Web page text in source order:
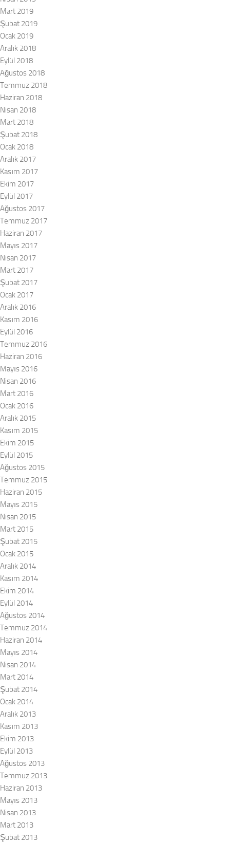
Mart 2019
Şubat 2019
Ocak 2019
Aralık 2018
Eylül 2018
Ağustos 2018
Temmuz 2018
Haziran 2018
Nisan 2018
Mart 2018
Şubat 2018
Ocak 2018
Aralık 2017
Kasım 2017
Ekim 2017
Eylül 2017
Ağustos 2017
Temmuz 2017
Haziran 2017
Mayıs 2017
Nisan 2017
Mart 2017
Şubat 2017
Ocak 2017
Aralık 2016
Kasım 2016
Eylül 2016
Temmuz 2016
Haziran 2016
Mayıs 2016
Nisan 2016
Mart 2016
Ocak 2016
Aralık 2015
Kasım 2015
Ekim 2015
Eylül 2015
Ağustos 2015
Temmuz 2015
Haziran 2015
Mayıs 2015
Nisan 2015
Mart 2015
Şubat 2015
Ocak 2015
Aralık 2014
Kasım 2014
Ekim 2014
Eylül 2014
Ağustos 2014
Temmuz 2014
Haziran 2014
Mayıs 2014
Nisan 2014
Mart 2014
Şubat 2014
Ocak 2014
Aralık 2013
Kasım 2013
Ekim 2013
Eylül 2013
Ağustos 2013
Temmuz 2013
Haziran 2013
Mayıs 2013
Nisan 2013
Mart 2013
Şubat 2013